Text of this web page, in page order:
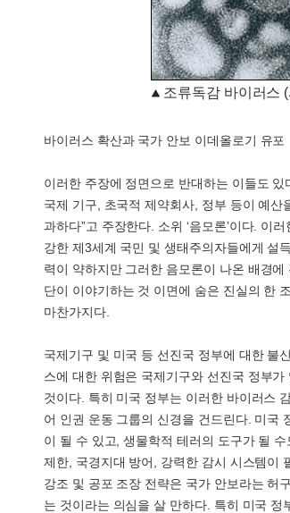
조류독감 바이러스
바이러스 확산과 국가 안보 이데올로기 유포
이러한 주장에 정면으로 반대하는 이들도
국제 기구, 초국적 제약회사, 정부 등이 예
과하다”고 주장한다. 소위 ‘음모론’이다. 이
강한 제3세계 국민 및 생태주의자들에게 설
력이 약하지만 그러한 음모론이 나온 배경
단이 이야기하는 것 이면에 숨은 진실의 한
마찬가지다.
국제기구 및 미국 등 선진국 정부에 대한 불
스에 대한 위험은 국제기구와 선진국 정부
것이다. 특히 미국 정부는 이러한 바이러스
어 인권 운동 그룹의 신경을 건드린다. 미국
이 될 수 있고, 생물학적 테러의 도구가 될
제한, 국경지대 방어, 강력한 감시 시스템이
강조 및 공포 조장 전략은 국가 안보라는 허
는 것이라는 의심을 살 만하다. 특히 미국 정